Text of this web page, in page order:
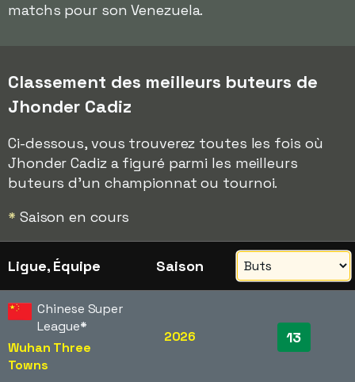
matchs pour son Venezuela.
Classement des meilleurs buteurs de
Jhonder Cadiz
Ci-dessous, vous trouverez toutes les fois où
Jhonder Cadiz a figuré parmi les meilleurs
buteurs d'un championnat ou tournoi.
* Saison en cours
Ligue, Équipe Saison
Chinese Super
League*
Wuhan Three
Towns
2026 13